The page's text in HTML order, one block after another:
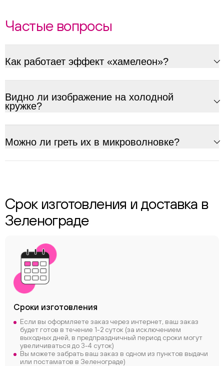
Частые вопросы
Как работает эффект «хамелеон»?
Видно ли изображение на холодной
кружке?
Можно ли греть их в микроволновке?
Срок изготовления и доставка в
Зеленограде
Сроки изготовления
Если вы оформляете заказ через интернет, ваш заказ
будет готов в течение 1-2 суток (за исключением
выходных дней, в предпраздничный период сроки могут
увеличиваться до 3-4 суток)
Вы можете забрать ваш заказ в одном из пунктов выдачи
или постаматов в Зеленограде)